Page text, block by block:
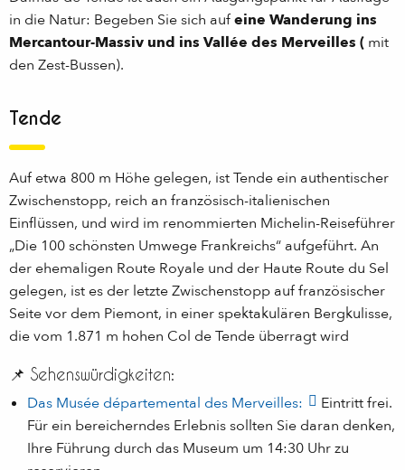
in die Natur: Begeben Sie sich aufeine Wanderung ins
Mercantour-Massiv und ins Vallée des Merveilles ( mit
den Zest-Bussen).
Tende
Auf etwa 800 m Höhe gelegen, ist Tende ein authentischer
Zwischenstopp, reich an französisch-italienischen
Einflüssen, und wird im renommierten Michelin-Reiseführer
„Die 100 schönsten Umwege Frankreichs“ aufgeführt. An
der ehemaligen Route Royale und der Haute Route du Sel
gelegen, ist es der letzte Zwischenstopp auf französischer
Seite vor dem Piemont, in einer spektakulären Bergkulisse,
die vom 1.871 m hohen Col de Tende überragt wird
📌 Sehenswürdigkeiten:
Das Musée départemental des Merveilles:
Eintritt frei.
Für ein bereicherndes Erlebnis sollten Sie daran denken,
Ihre Führung durch das Museum um 14:30 Uhr zu